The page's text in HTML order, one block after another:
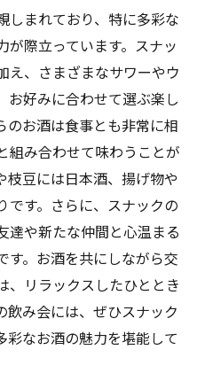
しまれており、特に多彩な
が際立っています。スナッ
え、さまざまなサワーやウ
お好みに合わせて選ぶ楽し
のお酒は食事とも非常に相
組み合わせて味わうことが
枝豆には日本酒、揚げ物や
です。さらに、スナックの
達や新たな仲間と心温まる
す。お酒を共にしながら交
、リラックスしたひととき
飲み会には、ぜひスナック
彩なお酒の魅力を堪能して